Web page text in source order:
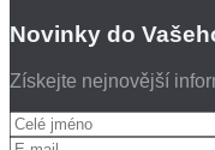
Novinky do
Získejte nejnovější